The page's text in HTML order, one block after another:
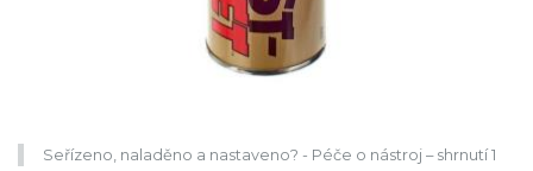
Seřízeno, naladěno a nastaveno? - Péče o nástroj – shrnutí 1